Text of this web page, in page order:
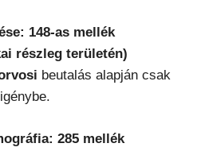
148-as mellék
részleg területén)
beutalás alapján csak
285 mellék